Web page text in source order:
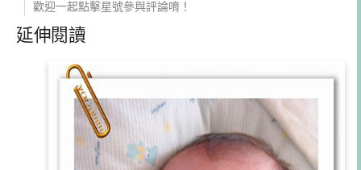
歡迎一起點擊星號參與評論唷！
延伸閱讀